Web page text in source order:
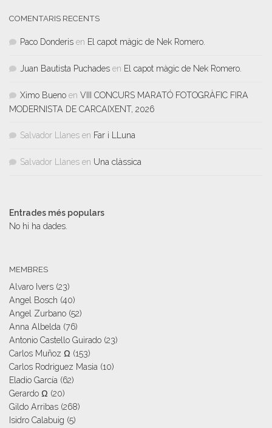
COMENTARIS RECENTS
Paco Donderis en El capot màgic de Nek Romero.
Juan Bautista Puchades en El capot màgic de Nek Romero.
Ximo Bueno en VIII CONCURS MARATÓ FOTOGRÀFIC FIRA
MODERNISTA DE CARCAIXENT, 2026
Salvador Llanes en Far i LLuna
Salvador Llanes en Una clàssica
Entrades més populars
No hi ha dades.
MEMBRES
Alvaro Ivers (23)
Angel Bosch (40)
Angel Zurbano (52)
Anna Albelda (76)
Antonio Castello Guirado (23)
Carlos Muñoz Ω (153)
Carlos Rodriguez Masia (10)
Eladio García (62)
Gerardo Ω (20)
Gildo Arribas (268)
Isidro Calabuig (5)